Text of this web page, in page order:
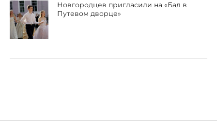
Новгородцев пригласили на «Бал в
Путевом дворце»